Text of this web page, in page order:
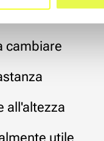
cambiare
all'altezza
utile